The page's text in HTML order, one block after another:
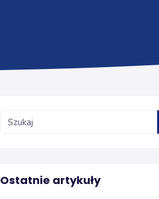
Ostatnie artykuły